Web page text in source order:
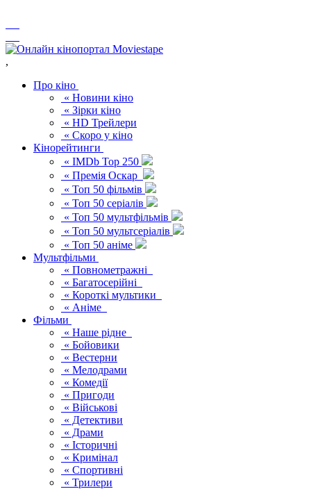
,
Про кіно
« Новини кіно
« Зірки кіно
« HD Трейлери
« Скоро у кіно
Кінорейтинги
« IMDb Top 250
« Премія Оскар
« Топ 50 фільмів
« Топ 50 серіалів
« Топ 50 мультфільмів
« Топ 50 мультсеріалів
« Топ 50 аніме
Мультфільми
« Повнометражні
« Багатосерійні
« Короткі мультики
« Аніме
Фільми
« Наше рідне
« Бойовики
« Вестерни
« Мелодрами
« Комедії
« Пригоди
« Військові
« Детективи
« Драми
« Історичні
« Кримінал
« Спортивні
« Трилери